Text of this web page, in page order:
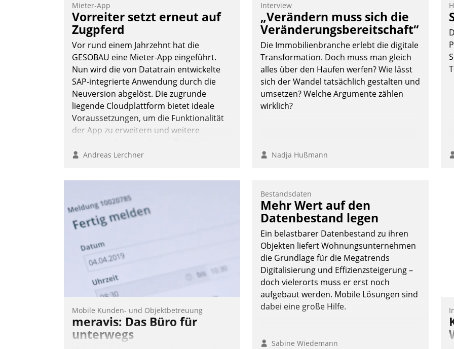
Mieter-App
Vorreiter setzt erneut auf
Zugpferd
Vor rund einem Jahrzehnt hat die
GESOBAU eine Mieter-App eingeführt.
Nun wird die von Datatrain entwickelte
SAP-integrierte Anwendung durch die
Neuversion abgelöst. Die zugrunde
liegende Cloudplattform bietet ideale
Voraussetzungen, um die Funktionalität
der App zu erweitern und weitere
in SAP zu integrieren.
Andreas Lerchner
Interview
„Verändern muss sich die
Veränderungsbereitschaft“
Die Immobilienbranche erlebt die digitale
Transformation. Doch muss man gleich
alles über den Haufen werfen? Wie lässt
sich der Wandel tatsächlich gestalten und
umsetzen? Welche Argumente zählen
wirklich?
Nadja Hußmann
Mobile Kunden- und Objektbetreuung
meravis: Das Büro für
unterwegs
Bestandsdaten
Mehr Wert auf den
Datenbestand legen
Ein belastbarer Datenbestand zu ihren
Objekten liefert Wohnungsunternehmen
die Grundlage für die Megatrends
Digitalisierung und Effizienzsteigerung –
doch vielerorts muss er erst noch
aufgebaut werden. Mobile Lösungen sind
dabei eine große Hilfe.
Sabine Wiedemann